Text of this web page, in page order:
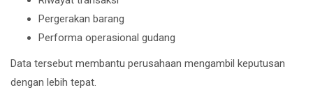
Pergerakan barang
Performa operasional gudang
Data tersebut membantu perusahaan mengambil keputusan
dengan lebih tepat.